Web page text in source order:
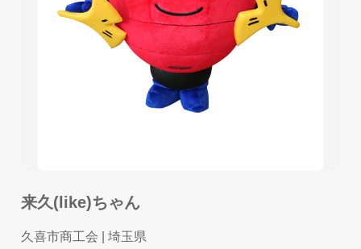
来久(like)ちゃん
久喜市商工会 | 埼玉県